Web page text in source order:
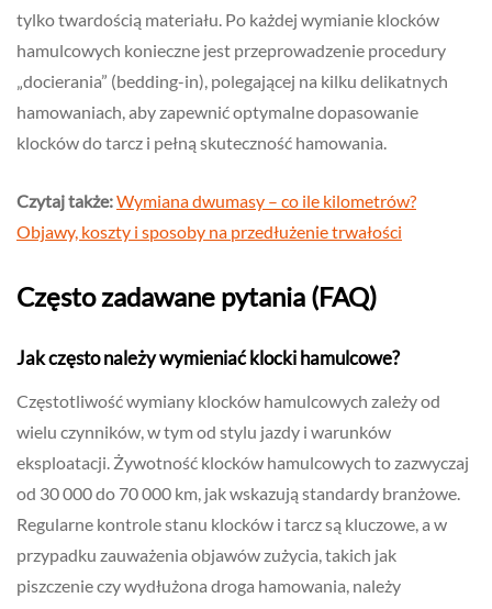
tylko twardością materiału. Po każdej wymianie klocków
hamulcowych konieczne jest przeprowadzenie procedury
„docierania” (bedding-in), polegającej na kilku delikatnych
hamowaniach, aby zapewnić optymalne dopasowanie
klocków do tarcz i pełną skuteczność hamowania.
Czytaj także:Wymiana dwumasy – co ile kilometrów?
Objawy, koszty i sposoby na przedłużenie trwałości
Często zadawane pytania (FAQ)
Jak często należy wymieniać klocki hamulcowe?
Częstotliwość wymiany klocków hamulcowych zależy od
wielu czynników, w tym od stylu jazdy i warunków
eksploatacji. Żywotność klocków hamulcowych to zazwyczaj
od 30 000 do 70 000 km, jak wskazują standardy branżowe.
Regularne kontrole stanu klocków i tarcz są kluczowe, a w
przypadku zauważenia objawów zużycia, takich jak
piszczenie czy wydłużona droga hamowania, należy